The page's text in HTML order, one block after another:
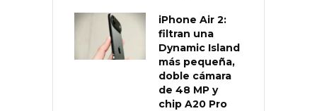
iPhone Air 2:
filtran una
Dynamic Island
más pequeña,
doble cámara
de 48 MP y
chip A20 Pro